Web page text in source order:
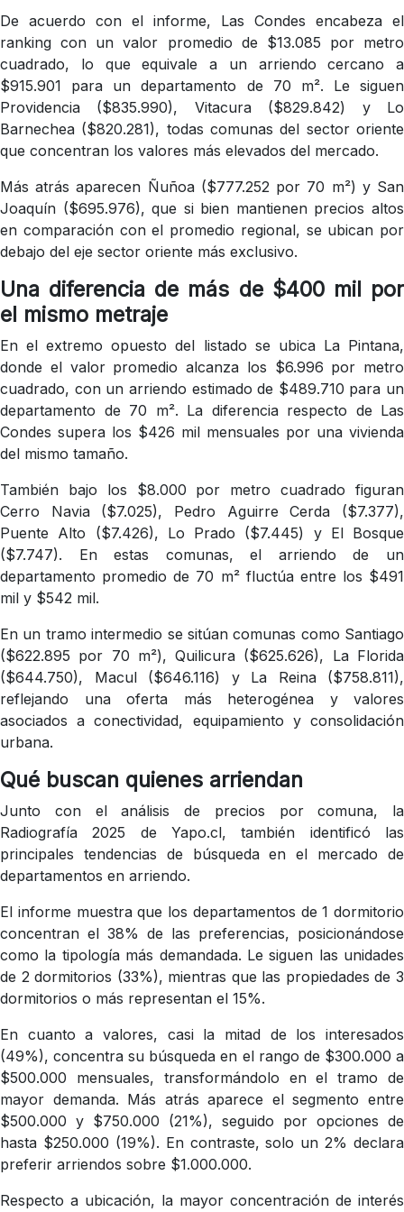
De acuerdo con el informe, Las Condes encabeza el
ranking con un valor promedio de $13.085 por metro
cuadrado, lo que equivale a un arriendo cercano a
$915.901 para un departamento de 70 m². Le siguen
Providencia ($835.990), Vitacura ($829.842) y Lo
Barnechea ($820.281), todas comunas del sector oriente
que concentran los valores más elevados del mercado.
Más atrás aparecen Ñuñoa ($777.252 por 70 m²) y San
Joaquín ($695.976), que si bien mantienen precios altos
en comparación con el promedio regional, se ubican por
debajo del eje sector oriente más exclusivo.
Una diferencia de más de $400 mil por
el mismo metraje
En el extremo opuesto del listado se ubica La Pintana,
donde el valor promedio alcanza los $6.996 por metro
cuadrado, con un arriendo estimado de $489.710 para un
departamento de 70 m². La diferencia respecto de Las
Condes supera los $426 mil mensuales por una vivienda
del mismo tamaño.
También bajo los $8.000 por metro cuadrado figuran
Cerro Navia ($7.025), Pedro Aguirre Cerda ($7.377),
Puente Alto ($7.426), Lo Prado ($7.445) y El Bosque
($7.747). En estas comunas, el arriendo de un
departamento promedio de 70 m² fluctúa entre los $491
mil y $542 mil.
En un tramo intermedio se sitúan comunas como Santiago
($622.895 por 70 m²), Quilicura ($625.626), La Florida
($644.750), Macul ($646.116) y La Reina ($758.811),
reflejando una oferta más heterogénea y valores
asociados a conectividad, equipamiento y consolidación
urbana.
Qué buscan quienes arriendan
Junto con el análisis de precios por comuna, la
Radiografía 2025 de Yapo.cl, también identificó las
principales tendencias de búsqueda en el mercado de
departamentos en arriendo.
El informe muestra que los departamentos de 1 dormitorio
concentran el 38% de las preferencias, posicionándose
como la tipología más demandada. Le siguen las unidades
de 2 dormitorios (33%), mientras que las propiedades de 3
dormitorios o más representan el 15%.
En cuanto a valores, casi la mitad de los interesados
(49%), concentra su búsqueda en el rango de $300.000 a
$500.000 mensuales, transformándolo en el tramo de
mayor demanda. Más atrás aparece el segmento entre
$500.000 y $750.000 (21%), seguido por opciones de
hasta $250.000 (19%). En contraste, solo un 2% declara
preferir arriendos sobre $1.000.000.
Respecto a ubicación, la mayor concentración de interés